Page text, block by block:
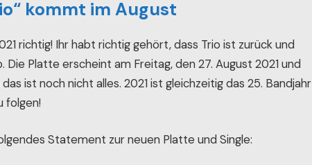
kommt im August
richtig! Ihr habt richtig gehört, dass Trio ist zurück und
Platte erscheint am Freitag, den 27. August 2021 und
ist noch nicht alles. 2021 ist gleichzeitig das 25. Bandjahr
folgen!
Statement zur neuen Platte und Single: